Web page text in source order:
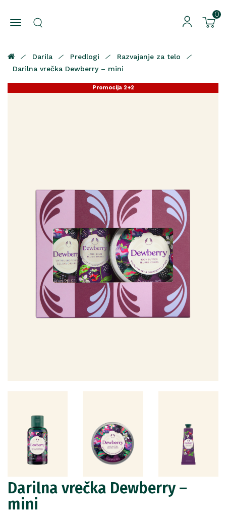
0
Darila Predlogi
Razvajanje za telo
Darilna vrečka Dewberry – mini
Promocija 2+2
Darilna vrečka Dewberry –
mini